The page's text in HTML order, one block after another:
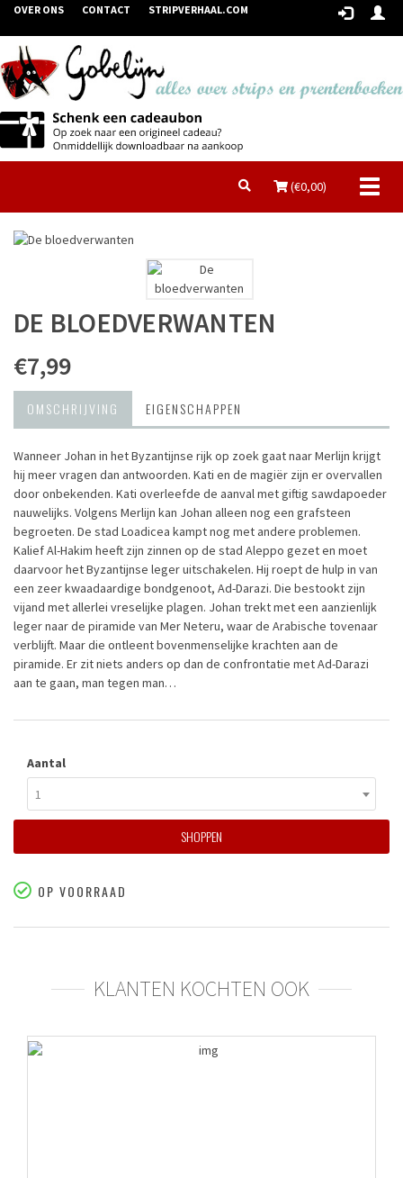
OVER ONS CONTACT STRIPVERHAAL.COM
(€0,00)
DE BLOEDVERWANTEN
€7,99
OMSCHRIJVING EIGENSCHAPPEN
Wanneer Johan in het Byzantijnse rijk op zoek gaat naar Merlijn krijgt
hij meer vragen dan antwoorden. Kati en de magiër zijn er overvallen
door onbekenden. Kati overleefde de aanval met giftig sawdapoeder
nauwelijks. Volgens Merlijn kan Johan alleen nog een grafsteen
begroeten. De stad Loadicea kampt nog met andere problemen.
Kalief Al-Hakim heeft zijn zinnen op de stad Aleppo gezet en moet
daarvoor het Byzantijnse leger uitschakelen. Hij roept de hulp in van
een zeer kwaadaardige bondgenoot, Ad-Darazi. Die bestookt zijn
vijand met allerlei vreselijke plagen. Johan trekt met een aanzienlijk
leger naar de piramide van Mer Neteru, waar de Arabische tovenaar
verblijft. Maar die ontleent bovenmenselijke krachten aan de
piramide. Er zit niets anders op dan de confrontatie met Ad-Darazi
aan te gaan, man tegen man…
Aantal
1
SHOPPEN
OP VOORRAAD
KLANTEN KOCHTEN OOK